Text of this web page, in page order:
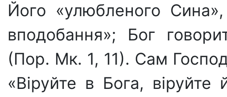
Його «улюбленого
вподобання»; Бог
(Пор. Мк. 1, 11). Сам
«Віруйте в Бога,